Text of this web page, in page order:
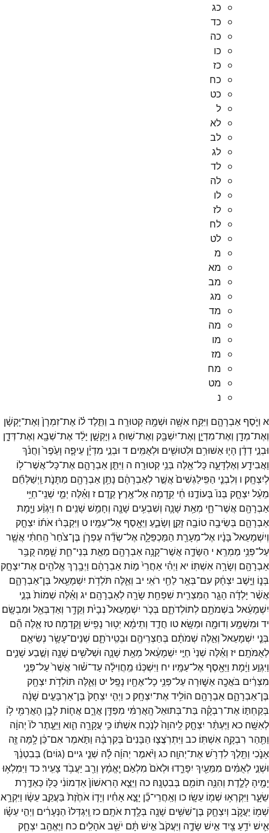
כג
כד
כה
כו
כז
כח
כט
ל
לא
לב
לג
לד
לה
לו
לז
לח
לט
מ
מא
מב
מג
מד
מה
מו
מז
מח
מט
נ
א וַיֹּ֧סֶף אַבְרָהָ֛ם וַיִּקַּ֥ח אִשָּׁ֖ה וּשְׁמָ֥הּ קְטוּרָֽה׃ ב וַתֵּ֣לֶדל֗וֹ אֶת־זִמְרָן֙ וְאֶת־יָקְשָׁ֔ן
וְאֶת־מְדָ֖ן וְאֶת־מִדְיָ֑ן וְאֶת־יִשְׁבָּ֖ק וְאֶת־שֽׁוּחַ׃ ג וְיָקְשָׁ֣ן יָלַ֔דאֶת־שְׁבָ֖א וְאֶת־דְּדָ֑ן
וּבְנֵ֣י דְדָ֔ן הָי֛וּאַשּׁוּרִ֥ם וּלְטוּשִׁ֖ים וּלְאֻמִּֽים׃ ד וּבְנֵ֣י מִדְיָ֗ן עֵיפָ֤ה וָעֵ֙פֶר֙ וַחֲנֹ֔ךְ
וַאֲבִידָ֖ע וְאֶלְדָּעָ֑ה כָּל־אֵ֖לֶּה בְּנֵ֥י קְטוּרָֽה׃ ה וַיִּתֵּ֧ן אַבְרָהָ֛ם אֶת־כָּל־אֲשֶׁר־ל֖וֹ
לְיִצְחָֽק׃ ו וְלִבְנֵ֤י הַפִּֽילַגְשִׁים֙אֲשֶׁ֣רלְאַבְרָהָ֔ם נָתַ֥ן אַבְרָהָ֖ם מַתָּנֹ֑ת וַֽיְשַׁלְּחֵ֞ם
מֵעַ֨ל יִצְחָ֤ק בְּנוֹ֙ בְּעוֹדֶ֣נּוּ חַ֔י קֵ֖דְמָה אֶל־אֶ֥רֶץקֶֽדֶם׃ ז וְאֵ֗לֶּה יְמֵ֛י שְׁנֵֽי־חַיֵּ֥י
אַבְרָהָ֖ם אֲשֶׁר־חָ֑י מְאַ֥ת שָׁנָ֛ה וְשִׁבְעִ֥ים שָׁנָ֖ה וְחָמֵ֥שׁ שָׁנִֽים׃ ח וַיִּגְוַ֨ע וַיָּ֧מָת
אַבְרָהָ֛ם בְּשֵׂיבָ֥ה טוֹבָ֖ה זָקֵ֣ן וְשָׂבֵ֑עַ וַיֵּאָ֖סֶף אֶל־עַמָּֽיו׃ ט וַיִּקְבְּר֨וּאֹת֜וֹ יִצְחָ֤ק
וְיִשְׁמָעֵאל֙ בָּנָ֔יו אֶל־מְעָרַ֖ת הַמַּכְפֵּלָ֑ה אֶל־שְׂדֵ֞ה עֶפְרֹ֤ן בֶּן־צֹ֙חַר֙ הַֽחִתִּ֔י אֲשֶׁ֖ר
עַל־פְּנֵ֥י מַמְרֵֽא׃ י הַשָּׂדֶ֛ה אֲשֶׁר־קָנָ֥ה אַבְרָהָ֖ם מֵאֵ֣ת בְּנֵי־חֵ֑ת שָׁ֛מָּה קֻבַּ֥ר
אַבְרָהָ֖ם וְשָׂרָ֥ה אִשְׁתּֽוֹ׃ יא וַיְהִ֗י אַחֲרֵי֙ מ֣וֹתאַבְרָהָ֔ם וַיְבָ֥רֶךְאֱלֹהִ֖ים אֶת־יִצְחָ֣ק
בְּנ֑וֹ וַיֵּ֣שֶׁב יִצְחָ֔ק עִם־בְּאֵ֥רלַחַ֖י רֹאִֽי׃ יב וְאֵ֛לֶּה תֹּלְדֹ֥ת יִשְׁמָעֵ֖אל בֶּן־אַבְרָהָ֑ם
אֲשֶׁ֨ר יָלְדָ֜ה הָגָ֧ר הַמִּצְרִ֛ית שִׁפְחַ֥ת שָׂרָ֖ה לְאַבְרָהָֽם׃ יג וְאֵ֗לֶּה שְׁמוֹת֙ בְּנֵ֣י
יִשְׁמָעֵ֔אל בִּשְׁמֹתָ֖ם לְתוֹלְדֹתָ֑ם בְּכֹ֤ר יִשְׁמָעֵאל֙ נְבָיֹ֔ת וְקֵדָ֥ר וְאַדְבְּאֵ֖ל וּמִבְשָֽׂם׃
יד וּמִשְׁמָ֥ע וְדוּמָ֖ה וּמַשָּֽׂא׃טו חֲדַ֣ד וְתֵימָ֔א יְט֥וּר נָפִ֖ישׁ וָקֵֽדְמָה׃ טזאֵ֣לֶּה הֵ֞ם
בְּנֵ֤י יִשְׁמָעֵאל֙ וְאֵ֣לֶּה שְׁמֹתָ֔ם בְּחַצְרֵיהֶ֖ם וּבְטִֽירֹתָ֑ם שְׁנֵים־עָשָׂ֥ר נְשִׂיאִ֖ם
לְאֻמֹּתָֽם׃ יז וְאֵ֗לֶּה שְׁנֵי֙ חַיֵּ֣י יִשְׁמָעֵ֔אל מְאַ֥ת שָׁנָ֛ה וּשְׁלֹשִׁ֥ים שָׁנָ֖ה וְשֶׁ֣בַע שָׁנִ֑ים
וַיִּגְוַ֣ע וַיָּ֔מָת וַיֵּאָ֖סֶף אֶל־עַמָּֽיו׃ יח וַיִּשְׁכְּנ֨וּ מֵֽחֲוִילָ֜ה עַד־שׁ֗וּראֲשֶׁר֙עַל־פְּנֵ֣י
מִצְרַ֔יִם בֹּאֲכָ֖ה אַשּׁ֑וּרָה עַל־פְּנֵ֥י כָל־אֶחָ֖יו נָפָֽל׃ יט וְאֵ֛לֶּה תּוֹלְדֹ֥ת יִצְחָ֖ק
בֶּן־אַבְרָהָ֑ם אַבְרָהָ֖ם הוֹלִ֥ידאֶת־יִצְחָֽק׃ כ וַיְהִ֤י יִצְחָק֙ בֶּן־אַרְבָּעִ֣ים שָׁנָ֔ה
בְּקַחְתּ֣וֹ אֶת־רִבְקָ֗ה בַּת־בְּתוּאֵל֙ הָֽאֲרַמִּ֔י מִפַּדַּ֖ן אֲרָ֑ם אֲח֛וֹתלָבָ֥ן הָאֲרַמִּ֖י ל֥וֹ
לְאִשָּֽׁה׃ כא וַיֶּעְתַּ֨ר יִצְחָ֤ק לַֽיהוָה֙לְנֹ֣כַח אִשְׁתּ֔וֹ כִּ֥י עֲקָרָ֖ה הִ֑וא וַיֵּעָ֤תֶרלוֹ֙ יְהוָ֔ה
וַתַּ֖הַר רִבְקָ֥ה אִשְׁתּֽוֹ׃ כב וַיִּתְרֹֽצֲצ֤וּ הַבָּנִים֙ בְּקִרְבָּ֔הּ וַתֹּ֣אמֶראִם־כֵּ֔ן לָ֥מָּה זֶּ֖ה
אָנֹ֑כִי וַתֵּ֖לֶךְלִדְרֹ֥שׁאֶת־יְהוָֽה׃ כג וַיֹּ֨אמֶר יְהוָ֜ה לָ֗הּ שְׁנֵ֤י גיים (גוֹיִם֙) בְּבִטְנֵ֔ךְ
וּשְׁנֵ֣י לְאֻמִּ֔ים מִמֵּעַ֖יִךְ יִפָּרֵ֑דוּ וּלְאֹם֙ מִלְאֹ֣ם יֶֽאֱמָ֔ץ וְרַ֖ב יַעֲבֹ֥ד צָעִֽיר׃כד וַיִּמְלְא֥וּ
יָמֶ֖יהָ לָלֶ֑דֶת וְהִנֵּ֥ה תוֹמִ֖ם בְּבִטְנָֽהּ׃ כה וַיֵּצֵ֤א הָרִאשׁוֹן֙אַדְמוֹנִ֔י כֻּלּ֖וֹ כְּאַדֶּ֣רֶת
שֵׂעָ֑ר וַיִּקְרְא֥וּ שְׁמ֖וֹ עֵשָֽׂו׃ כו וְאַֽחֲרֵי־כֵ֞ן יָצָ֣אאָחִ֗יו וְיָד֤וֹ אֹחֶ֙זֶת֙ בַּעֲקֵ֣בעֵשָׂ֔ו וַיִּקְרָ֥א
שְׁמ֖וֹ יַעֲקֹ֑ב וְיִצְחָ֛ק בֶּן־שִׁשִּׁ֥ים שָׁנָ֖ה בְּלֶ֥דֶתאֹתָֽם׃ כז וַֽיִּגְדְּלוּ֙ הַנְּעָרִ֔ים וַיְהִ֣י עֵשָׂ֗ו
אִ֛ישׁ יֹדֵ֥עַ צַ֖יִדאִ֣ישׁ שָׂדֶ֑ה וְיַעֲקֹב֙אִ֣ישׁ תָּ֔ם יֹשֵׁ֖באֹהָלִֽים׃ כח וַיֶּאֱהַ֥ב יִצְחָ֛ק